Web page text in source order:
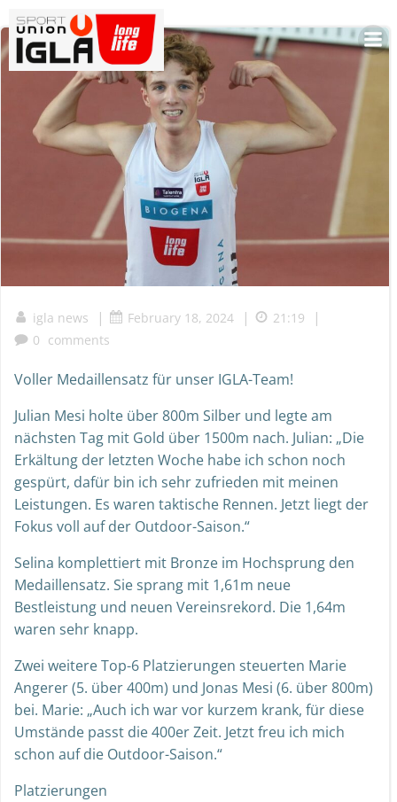
to
content
igla news | February 18, 2024 | 21:19 |
0 comments
Voller Medaillensatz für unser IGLA-Team!
Julian Mesi holte über 800m Silber und legte am
nächsten Tag mit Gold über 1500m nach. Julian: „Die
Erkältung der letzten Woche habe ich schon noch
gespürt, dafür bin ich sehr zufrieden mit meinen
Leistungen. Es waren taktische Rennen. Jetzt liegt der
Fokus voll auf der Outdoor-Saison.“
Selina komplettiert mit Bronze im Hochsprung den
Medaillensatz. Sie sprang mit 1,61m neue
Bestleistung und neuen Vereinsrekord. Die 1,64m
waren sehr knapp.
Zwei weitere Top-6 Platzierungen steuerten Marie
Angerer (5. über 400m) und Jonas Mesi (6. über 800m)
bei. Marie: „Auch ich war vor kurzem krank, für diese
Umstände passt die 400er Zeit. Jetzt freu ich mich
schon auf die Outdoor-Saison.“
Platzierungen